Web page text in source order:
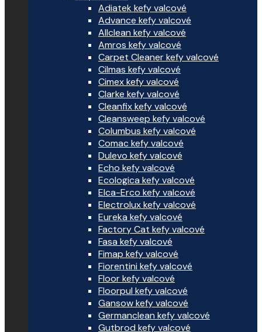
Adiatek kefy valcové
Advance kefy valcové
Allclean kefy valcové
Amros kefy valcové
Carpet Cleaner kefy valcové
Cilmas kefy valcové
Cimex kefy valcové
Clarke kefy valcové
Cleanfix kefy valcové
Cleansweep kefy valcové
Columbus kefy valcové
Comac kefy valcové
Dulevo kefy valcové
Echo kefy valcové
Ecologica kefy valcové
Elca-Erco kefy valcové
Electrolux kefy valcové
Eureka kefy valcové
Factory Cat kefy valcové
Fasa kefy valcové
Fimap kefy valcové
Fiorentini kefy valcové
Floor kefy valcové
Floorpul kefy valcové
Gansow kefy valcové
Germanclean kefy valcové
Gutbrod kefy valcové